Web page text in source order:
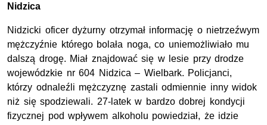
Nidzica
Nidzicki oficer dyżurny otrzymał informację o nietrzeźwym
mężczyźnie którego bolała noga, co uniemożliwiało mu
dalszą drogę. Miał znajdować się w lesie przy drodze
wojewódzkie nr 604 Nidzica – Wielbark. Policjanci,
którzy odnaleźli mężczyznę zastali odmiennie inny widok
niż się spodziewali. 27-latek w bardzo dobrej kondycji
fizycznej pod wpływem alkoholu powiedział, że idzie